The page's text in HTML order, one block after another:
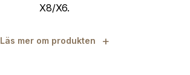
X8/X6.
Läs mer om produkten +